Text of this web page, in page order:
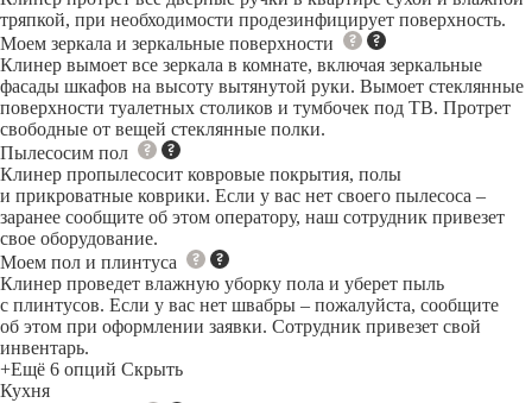
тряпкой, при необходимости продезинфицирует поверхность.
Моем зеркала и зеркальные поверхности
Клинер вымоет все зеркала в комнате, включая зеркальные
фасады шкафов на высоту вытянутой руки. Вымоет стеклянные
поверхности туалетных столиков и тумбочек под ТВ. Протрет
свободные от вещей стеклянные полки.
Пылесосим пол
Клинер пропылесосит ковровые покрытия, полы
и прикроватные коврики. Если у вас нет своего пылесоса –
заранее сообщите об этом оператору, наш сотрудник привезет
свое оборудование.
Моем пол и плинтуса
Клинер проведет влажную уборку пола и уберет пыль
с плинтусов. Если у вас нет швабры – пожалуйста, сообщите
об этом при оформлении заявки. Сотрудник привезет свой
инвентарь.
+Ещё 6 опций Скрыть
Кухня